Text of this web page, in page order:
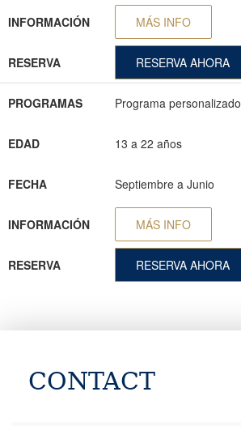
INFORMACIÓN MÁS INFO
RESERVA RESERVA AHORA
PROGRAMAS Programa personalizado
EDAD 13 a 22 años
FECHA Septiembre a Junio
INFORMACIÓN MÁS INFO
RESERVA RESERVA AHORA
CONTACT